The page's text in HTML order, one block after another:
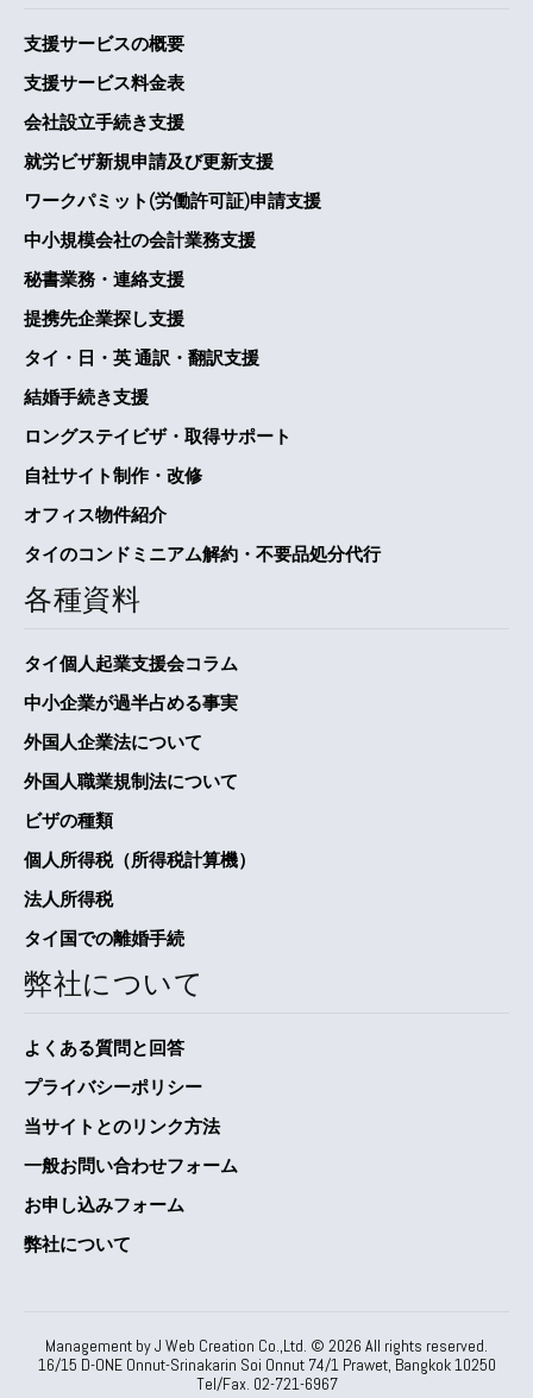
支援サービスの概要
支援サービス料金表
会社設立手続き支援
就労ビザ新規申請及び更新支援
ワークパミット(労働許可証)申請支援
中小規模会社の会計業務支援
秘書業務・連絡支援
提携先企業探し支援
タイ・日・英 通訳・翻訳支援
結婚手続き支援
ロングステイビザ・取得サポート
自社サイト制作・改修
オフィス物件紹介
タイのコンドミニアム解約・不要品処分代行
各種資料
タイ個人起業支援会コラム
中小企業が過半占める事実
外国人企業法について
外国人職業規制法について
ビザの種類
個人所得税（所得税計算機）
法人所得税
タイ国での離婚手続
弊社について
よくある質問と回答
プライバシーポリシー
当サイトとのリンク方法
一般お問い合わせフォーム
お申し込みフォーム
弊社について
Management by J Web Creation Co.,Ltd. © 2026 All rights reserved.
16/15 D-ONE Onnut-Srinakarin Soi Onnut 74/1 Prawet, Bangkok 10250
Tel/Fax. 02-721-6967